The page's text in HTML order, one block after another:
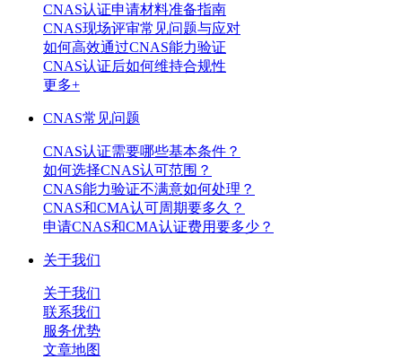
CNAS认证申请材料准备指南
CNAS现场评审常见问题与应对
如何高效通过CNAS能力验证
CNAS认证后如何维持合规性
更多+
CNAS常见问题
CNAS认证需要哪些基本条件？
如何选择CNAS认可范围？
CNAS能力验证不满意如何处理？
CNAS和CMA认可周期要多久？
申请CNAS和CMA认证费用要多少？
关于我们
关于我们
联系我们
服务优势
文章地图